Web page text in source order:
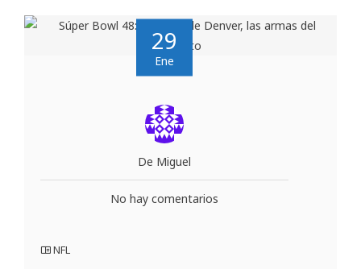
29
Ene
De Miguel
No hay comentarios
NFL